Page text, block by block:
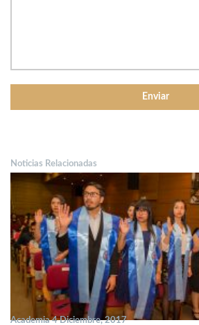
Noticias Relacionadas
Academia 4 Diciembre, 2017